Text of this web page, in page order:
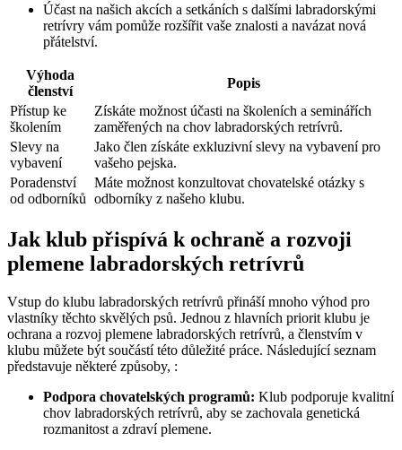
Účast na našich akcích a setkáních s ​dalšími labradorskými
retrívry vám pomůže rozšířit vaše‍ znalosti a ⁢navázat nová
přátelství.
Výhoda
členství
Popis
Přístup ke
školením
Získáte možnost účasti⁣ na školeních a seminářích
zaměřených na chov​ labradorských‍ retrívrů.
Slevy na
vybavení
Jako ⁢člen získáte exkluzivní slevy na ‍vybavení pro‍
vašeho pejska.
Poradenství‍
od odborníků
Máte možnost konzultovat chovatelské otázky s
odborníky​ z ⁤našeho klubu.
Jak klub přispívá‌ k ochraně a rozvoji
plemene‌ labradorských retrívrů
Vstup do klubu labradorských⁢ retrívrů přináší mnoho ⁣výhod pro
vlastníky ⁣těchto skvělých psů. Jednou z hlavních priorit klubu je
ochrana ⁢a rozvoj plemene labradorských retrívrů, a členstvím v‌
klubu můžete být součástí této důležité práce. Následující seznam
představuje‍ některé způsoby, :
Podpora chovatelských programů: Klub podporuje ‍kvalitní
‌chov labradorských ⁤retrívrů, aby se zachovala genetická
rozmanitost⁤ a zdraví plemene.